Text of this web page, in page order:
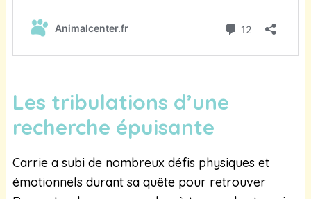
Les tribulations d’une
recherche épuisante
Carrie a subi de nombreux défis physiques et
émotionnels durant sa quête pour retrouver